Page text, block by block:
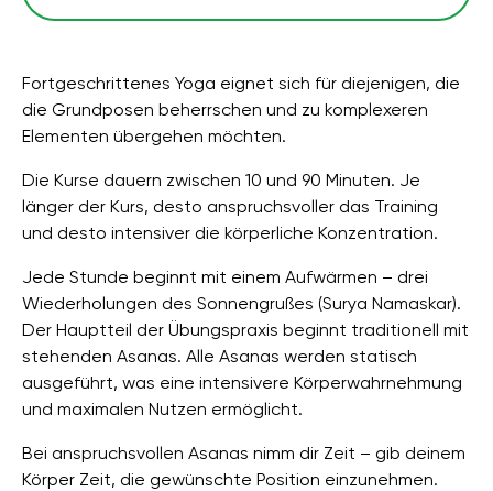
Fortgeschrittenes Yoga eignet sich für diejenigen, die
die Grundposen beherrschen und zu komplexeren
Elementen übergehen möchten.
Die Kurse dauern zwischen 10 und 90 Minuten. Je
länger der Kurs, desto anspruchsvoller das Training
und desto intensiver die körperliche Konzentration.
Jede Stunde beginnt mit einem Aufwärmen – drei
Wiederholungen des Sonnengrußes (Surya Namaskar).
Der Hauptteil der Übungspraxis beginnt traditionell mit
stehenden Asanas. Alle Asanas werden statisch
ausgeführt, was eine intensivere Körperwahrnehmung
und maximalen Nutzen ermöglicht.
Bei anspruchsvollen Asanas nimm dir Zeit – gib deinem
Körper Zeit, die gewünschte Position einzunehmen.